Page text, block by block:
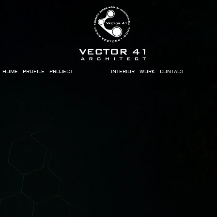
HOME PROFILE PROJECT INTERIOR WORK CONTACT